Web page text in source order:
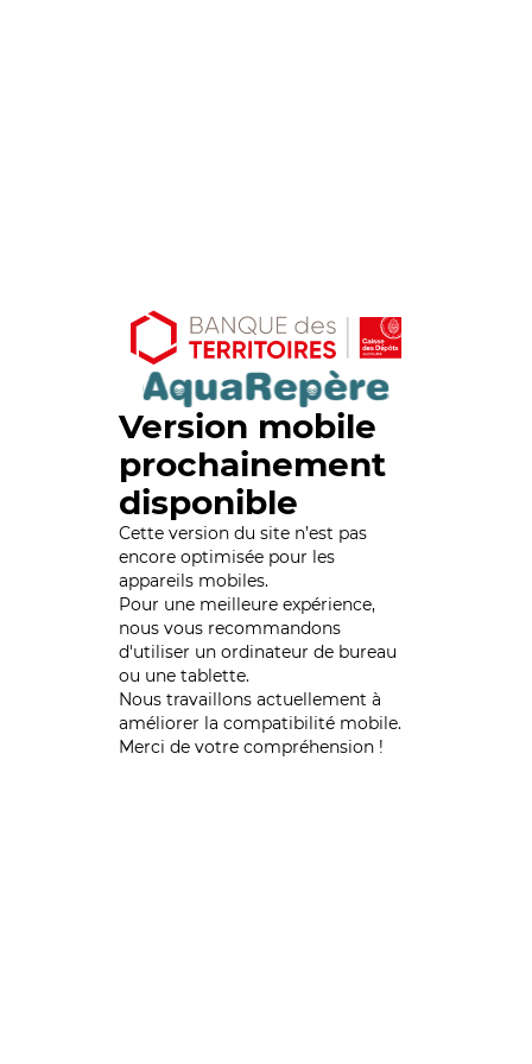
Version mobile
prochainement
disponible
Cette version du site n’est pas
encore optimisée pour les
appareils mobiles.
Pour une meilleure expérience,
nous vous recommandons
d'utiliser un ordinateur de bureau
ou une tablette.
Nous travaillons actuellement à
améliorer la compatibilité mobile.
Merci de votre compréhension !